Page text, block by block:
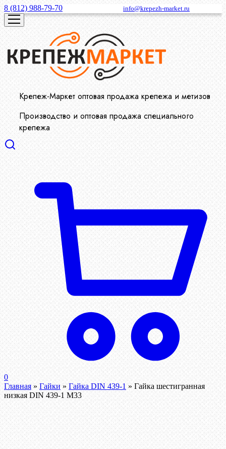
8 (812) 988-79-70 info@krepezh-market.ru
Крепеж-Маркет оптовая продажа крепежа и метизов
Производство и оптовая продажа специального
крепежа
0
Главная » Гайки » Гайка DIN 439-1 » Гайка шестигранная
низкая DIN 439-1 М33